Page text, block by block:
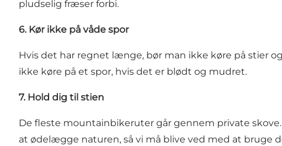
pludselig fræser forbi.
6. Kør ikke på våde spor
Hvis det har regnet længe, bør man ikke køre på stier
ikke køre på et spor, hvis det er blødt og mudret.
7. Hold dig til stien
De fleste mountainbikeruter går gennem private
at ødelægge naturen, så vi må blive ved med at bruge